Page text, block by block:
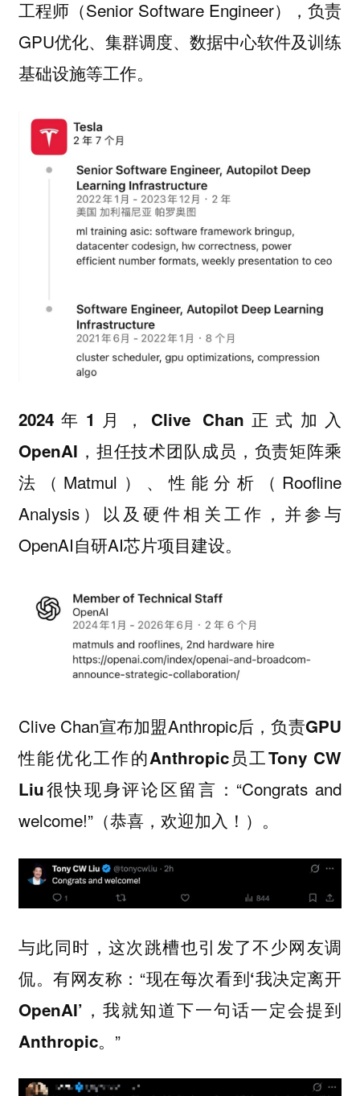
工程师（Senior Software Engineer），负责
GPU优化、集群调度、数据中心软件及训练
基础设施等工作。
2024年1月，Clive Chan正式加入
OpenAI ，担任技术团队成员，负责矩阵乘
法（Matmul）、性能分析（Roofline
Analysis）以及硬件相关工作，并参与
OpenAI自研AI芯片项目建设。
Clive Chan宣布加盟Anthropic后，负责GPU
性能优化工作的Anthropic员工Tony CW
Liu很快现身评论区留言 ：“Congrats and
welcome!”（恭喜，欢迎加入！）。
与此同时，这次跳槽也引发了不少网友调
侃。有网友称：“现在每次看到‘我决定离开
OpenAI’，我就知道下一句话一定会提到
Anthropic。”